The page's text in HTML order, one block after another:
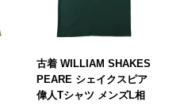
古着 WILLIAM SHAKES
PEARE シェイクスピア
偉人Tシャツ メンズL相